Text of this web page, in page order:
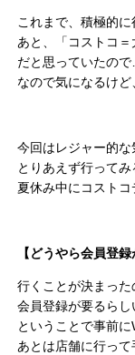
これまで、積極的に
あと、「コストコ＝
だと思っていたので
なので気になるけ
今回はレジャー的な
とりあえず行って
夏休み中にコストコ
【どうやら会員登録
行くことが決まった
会員登録が要るらし
ということで事前に
あとは店舗に行って